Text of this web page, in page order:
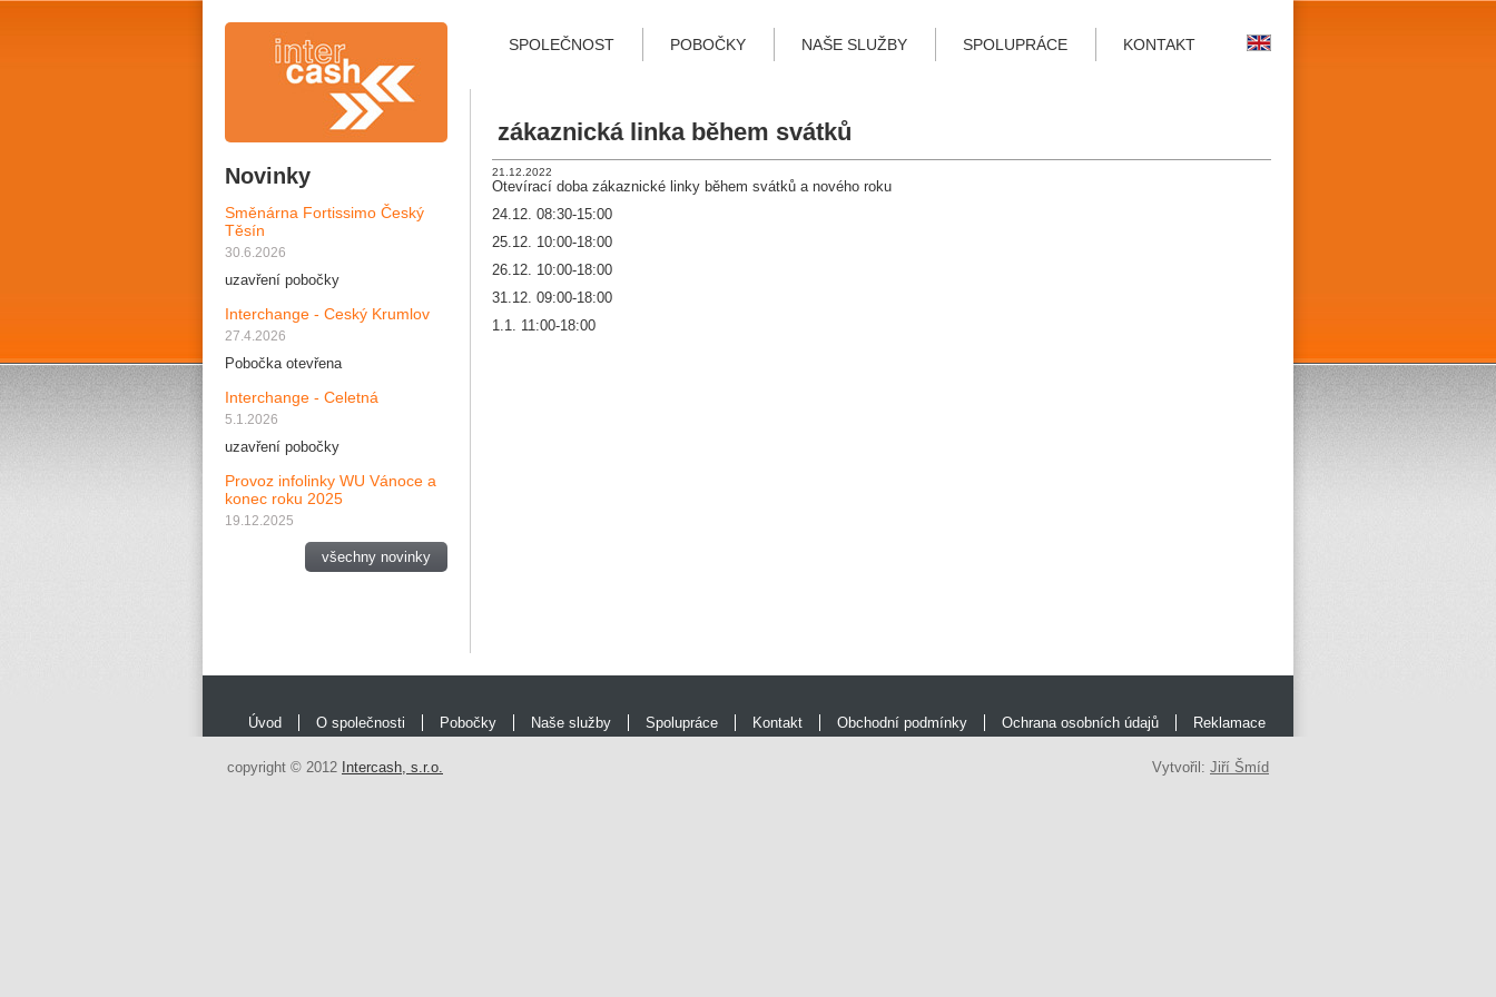
SPOLEČNOST POBOČKY NAŠE SLUŽBY SPOLUPRÁCE KONTAKT
Novinky
Směnárna Fortissimo Český
Těsín
30.6.2026
uzavření pobočky
Interchange - Ceský Krumlov
27.4.2026
Pobočka otevřena
Interchange - Celetná
5.1.2026
uzavření pobočky
Provoz infolinky WU Vánoce a
konec roku 2025
19.12.2025
všechny novinky
zákaznická linka během svátků
21.12.2022
Otevírací doba zákaznické linky během svátků a nového roku
24.12. 08:30-15:00
25.12. 10:00-18:00
26.12. 10:00-18:00
31.12. 09:00-18:00
1.1. 11:00-18:00
Úvod O společnosti Pobočky Naše služby Spolupráce Kontakt Obchodní podmínky Ochrana osobních údajů Reklamace
copyright © 2012 Intercash, s.r.o. Vytvořil: Jiří Šmíd